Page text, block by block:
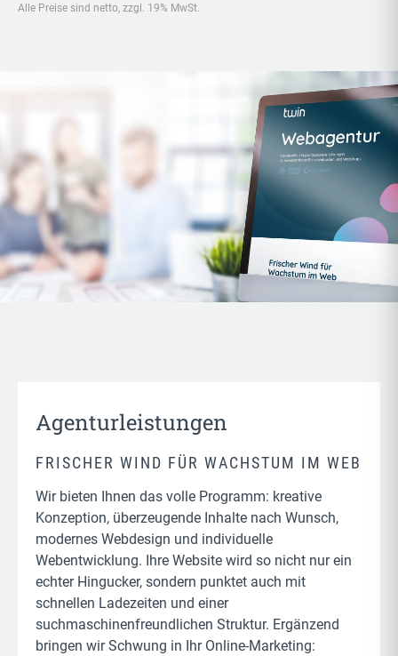
Alle Preise sind netto, zzgl. 19% MwSt.
Agenturleistungen
FRISCHER WIND FÜR WACHSTUM IM WEB
Wir bieten Ihnen das volle Programm: kreative
Konzeption, überzeugende Inhalte nach Wunsch,
modernes Webdesign und individuelle
Webentwicklung. Ihre Website wird so nicht nur ein
echter Hingucker, sondern punktet auch mit
schnellen Ladezeiten und einer
suchmaschinenfreundlichen Struktur. Ergänzend
bringen wir Schwung in Ihr Online-Marketing: